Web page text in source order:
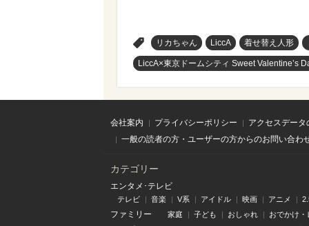
リカちゃん LiccA 着せ替え人形
LiccA×東京ドームシティ Sweet Valentine’s
会社案内 プライバシーポリシー
アクセスデー
一般の読者の方・ユーザーの方からのお問い合わ
カテゴリー
エンタメ･テレビ
テレビ 音楽 V系 アイドル 映画 アニメ
ファミリー 家庭 子ども おしゃれ おでかけ・